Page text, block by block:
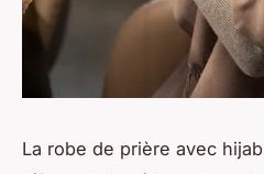
La robe de prière avec